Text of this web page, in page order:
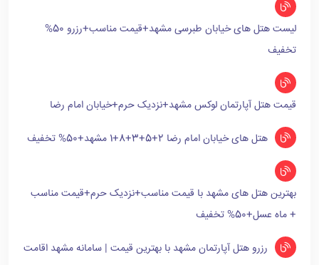
لیست هتل های خیابان طبرسی مشهد+قیمت مناسب+رزرو 50%
تخفیف
قیمت هتل آپارتمان لوکس مشهد+نزدیک حرم+خیابان امام رضا
هتل های خیابان امام رضا 2+5+3+8+1 مشهد+50% تخفیف
بهترین هتل های مشهد با قیمت مناسب+نزدیک حرم+قیمت مناسب
+ ماه عسل+50% تخفیف
رزرو هتل آپارتمان مشهد با بهترین قیمت | سامانه مشهد اقامت